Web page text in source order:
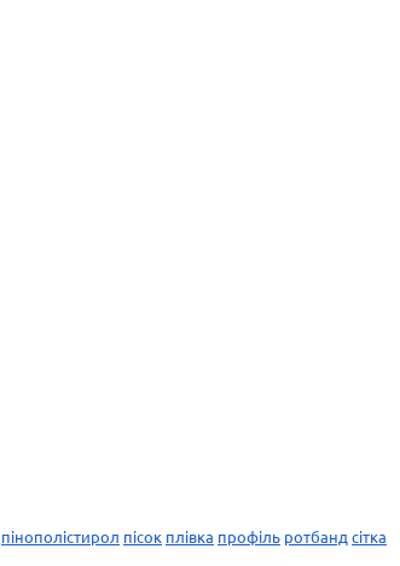
пінополістирол пісок плівка профіль ротбанд сітка